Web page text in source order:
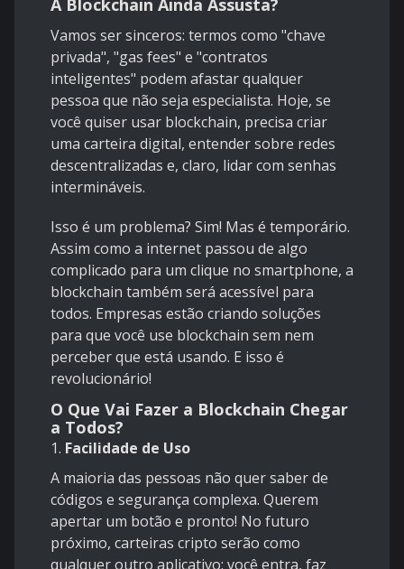
A Blockchain Ainda Assusta?
Vamos ser sinceros: termos como "chave
privada", "gas fees" e "contratos
inteligentes" podem afastar qualquer
pessoa que não seja especialista. Hoje, se
você quiser usar blockchain, precisa criar
uma carteira digital, entender sobre redes
descentralizadas e, claro, lidar com senhas
intermináveis.
Isso é um problema? Sim! Mas é temporário.
Assim como a internet passou de algo
complicado para um clique no smartphone, a
blockchain também será acessível para
todos. Empresas estão criando soluções
para que você use blockchain sem nem
perceber que está usando. E isso é
revolucionário!
O Que Vai Fazer a Blockchain Chegar
a Todos?
1. Facilidade de Uso
A maioria das pessoas não quer saber de
códigos e segurança complexa. Querem
apertar um botão e pronto! No futuro
próximo, carteiras cripto serão como
qualquer outro aplicativo: você entra, faz